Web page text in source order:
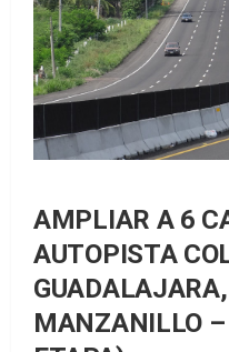
AMPLIAR A 6
AUTOPISTA
MANZANILLO